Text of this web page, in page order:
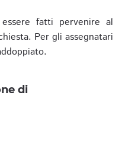
fatti pervenire al
Per gli assegnatari
di